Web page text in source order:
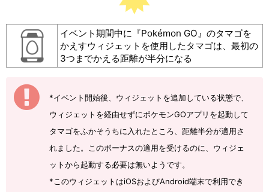
イベント期間中に『Pokémon GO』のタマゴを
かえすウィジェットを使用したタマゴは、最初の
3つまでかえる距離が半分になる
*イベント開始後、ウィジェットを追加している状態で、
ウィジェットを経由せずにポケモンGOアプリを起動して
タマゴをふかそうちに入れたところ、距離半分が適用さ
れました。このボーナスの適用を受けるのに、ウィジェ
ットから起動する必要は無いようです。
*このウィジェットはiOSおよびAndroid端末で利用でき